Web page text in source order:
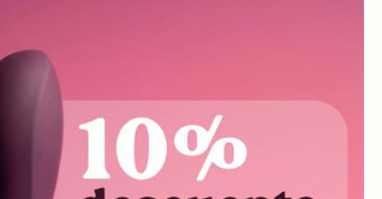
forma automática añadiendo al
y la dirección de envio. Te
dependiendo de la agencia